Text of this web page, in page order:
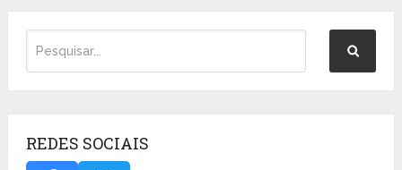
REDES SOCIAIS